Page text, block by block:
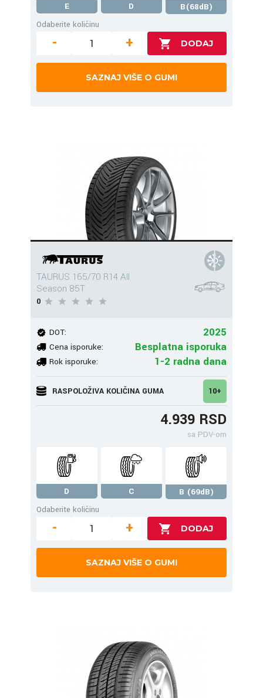
E D
B(68dB)
Odaberite količinu
- +
SAZNAJ VIŠE O GUMI
TAURUS 165/70 R14 All
Season 85T
0
DOT: 2025
Cena isporuke: Besplatna isporuka
Rok isporuke: 1-2 radna dana
RASPOLOŽIVA KOLIČINA GUMA 10+
4.939 RSD
sa PDV-om
D C
B (69dB)
Odaberite količinu
- +
SAZNAJ VIŠE O GUMI